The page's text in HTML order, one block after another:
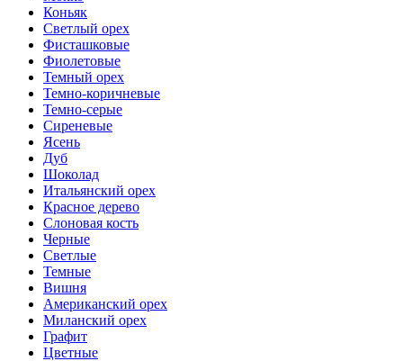
Коньяк
Светлый орех
Фисташковые
Фиолетовые
Темный орех
Темно-коричневые
Темно-серые
Сиреневые
Ясень
Дуб
Шоколад
Итальянский орех
Красное дерево
Слоновая кость
Черные
Светлые
Темные
Вишня
Американский орех
Миланский орех
Графит
Цветные